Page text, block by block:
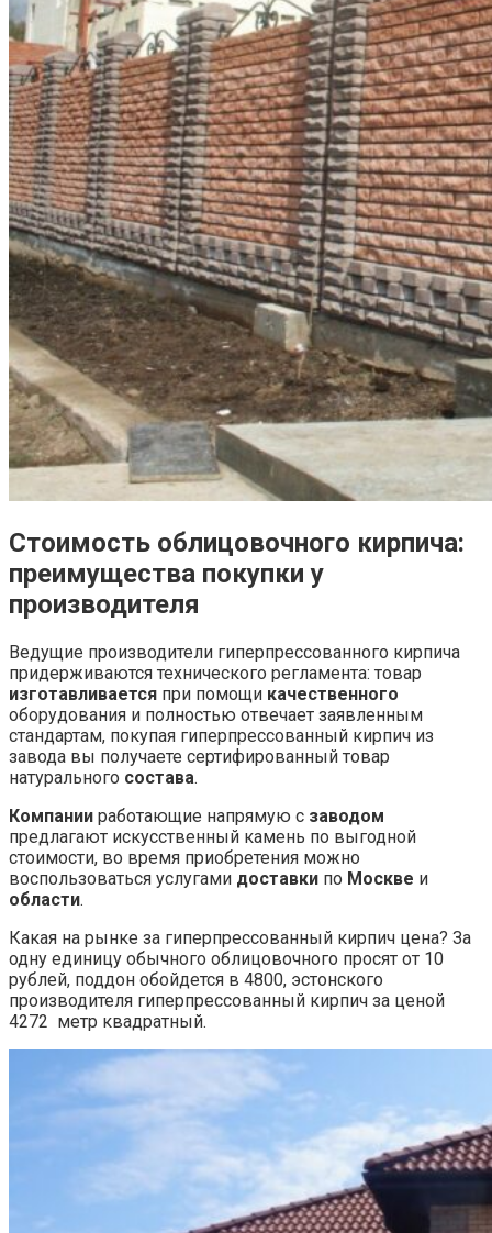
Стоимость облицовочного кирпича:
преимущества покупки у
производителя
Ведущие производители гиперпрессованного кирпича
придерживаются технического регламента: товар
изготавливается при помощи качественного
оборудования и полностью отвечает заявленным
стандартам, покупая гиперпрессованный кирпич из
завода вы получаете сертифированный товар
натурального состава.
Компании работающие напрямую с заводом
предлагают искусственный камень по выгодной
стоимости, во время приобретения можно
воспользоваться услугами доставки по Москве и
области.
Какая на рынке за гиперпрессованный кирпич цена? За
одну единицу обычного облицовочного просят от 10
рублей, поддон обойдется в 4800, эстонского
производителя гиперпрессованный кирпич за ценой
4272 метр квадратный.